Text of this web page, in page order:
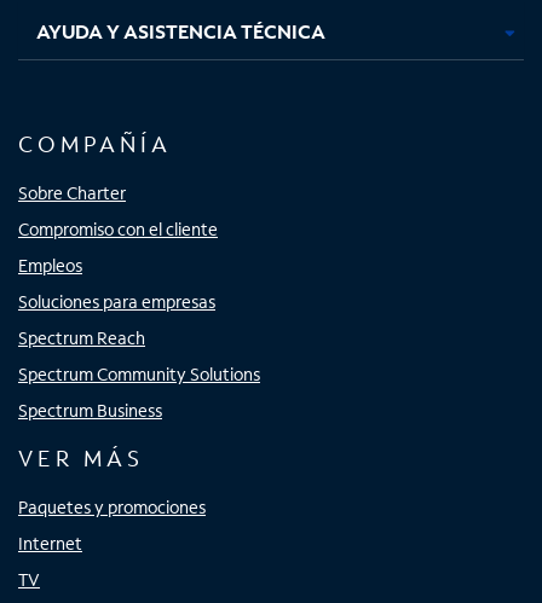
AYUDA Y ASISTENCIA TÉCNICA
COMPAÑÍA
Sobre Charter
Compromiso con el cliente
Empleos
Soluciones para empresas
Spectrum Reach
Spectrum Community Solutions
Spectrum Business
VER MÁS
Paquetes y promociones
Internet
TV